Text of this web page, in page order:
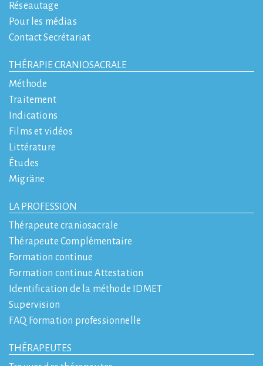
Réseautage
Pour les médias
Contact Secrétariat
THÉRAPIE CRANIOSACRALE
Méthode
Traitement
Indications
Films et vidéos
Littérature
Études
Migräne
LA PROFESSION
Thérapeute craniosacrale
Thérapeute Complémentaire
Formation continue
Formation continue Attestation
Identification de la méthode IDMET
Supervision
FAQ Formation professionnelle
THÉRAPEUTES